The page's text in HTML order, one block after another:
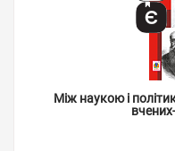
Між наукою і